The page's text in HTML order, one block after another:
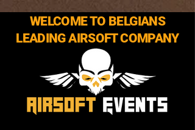
WELCOME TO BELGIANS
LEADING AIRSOFT COMPANY